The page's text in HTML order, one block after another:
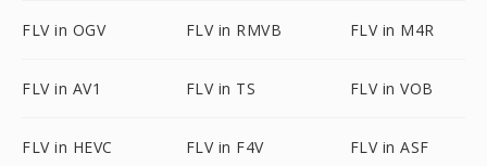
FLV in OGV FLV in RMVB FLV in M4R
FLV in AV1 FLV in TS FLV in VOB
FLV in HEVC FLV in F4V FLV in ASF